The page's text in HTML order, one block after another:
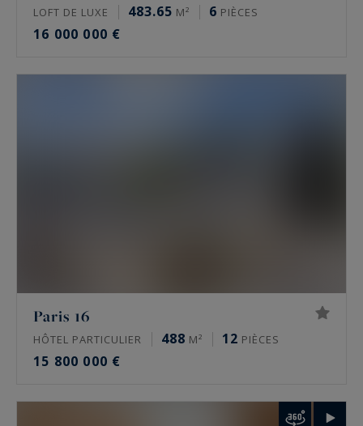
LOFT DE LUXE 483.65 M² 6 PIÈCES
16 000 000 €
Paris 16
HÔTEL PARTICULIER 488 M² 12 PIÈCES
15 800 000 €